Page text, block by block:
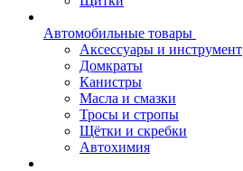
Автомобильные товары
Аксессуары и инструмент
Домкраты
Канистры
Масла и смазки
Тросы и стропы
Щётки и скребки
Автохимия